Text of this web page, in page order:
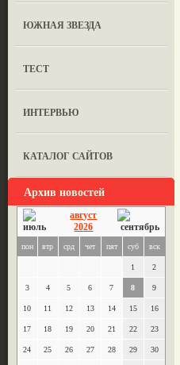
ЮЖНАЯ ЗВЕЗДА
ТЕСТ
ИНТЕРВЬЮ
КАТАЛОГ САЙТОВ
Архив новостей
август
2026
пон втр срд чет пят суб вск
1 2
3 4 5 6 7 8 9
10 11 12 13 14 15 16
17 18 19 20 21 22 23
24 25 26 27 28 29 30